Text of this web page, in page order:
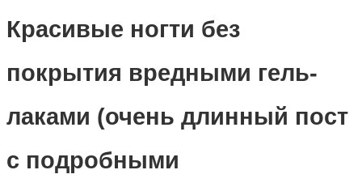
Красивые ногти без
покрытия вредными гель-
лаками (очень длинный пост
с подробными